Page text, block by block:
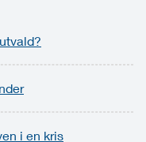
i en kris